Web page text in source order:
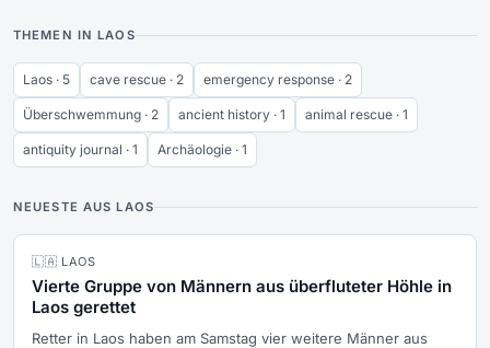
THEMEN IN LAOS
Laos · 5 cave rescue · 2 emergency response · 2
Überschwemmung · 2 ancient history · 1 animal rescue · 1
antiquity journal · 1 Archäologie · 1
NEUESTE AUS LAOS
🇱🇦 LAOS
Vierte Gruppe von Männern aus überfluteter Höhle in
Laos gerettet
Retter in Laos haben am Samstag vier weitere Männer aus